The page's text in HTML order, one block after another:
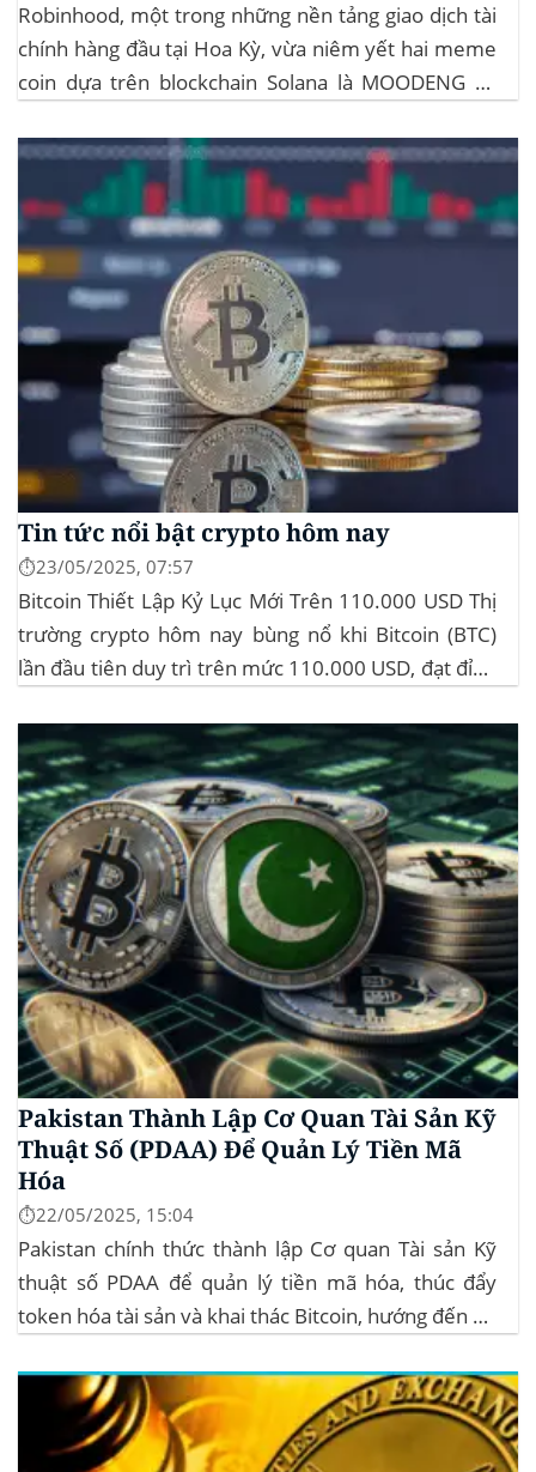
Robinhood, một trong những nền tảng giao dịch tài
chính hàng đầu tại Hoa Kỳ, vừa niêm yết hai meme
coin dựa trên blockchain Solana là MOODENG và
mẽ cho cả hai đồng tiền số, với mức tăng hơn...
Tin tức nổi bật crypto hôm nay
⏱️23/05/2025, 07:57
Bitcoin Thiết Lập Kỷ Lục Mới Trên 110.000 USD Thị
trường crypto hôm nay bùng nổ khi Bitcoin (BTC)
lần đầu tiên duy trì trên mức 110.000 USD, đạt đỉnh
mức giá cao nhất từ trước đến nay của...
Pakistan Thành Lập Cơ Quan Tài Sản Kỹ
Thuật Số (PDAA) Để Quản Lý Tiền Mã
Hóa
⏱️22/05/2025, 15:04
Pakistan chính thức thành lập Cơ quan Tài sản Kỹ
thuật số PDAA để quản lý tiền mã hóa, thúc đẩy
token hóa tài sản và khai thác Bitcoin, hướng đến hệ
Hóa Mới tại Pakistan Chính phủ Pakistan...